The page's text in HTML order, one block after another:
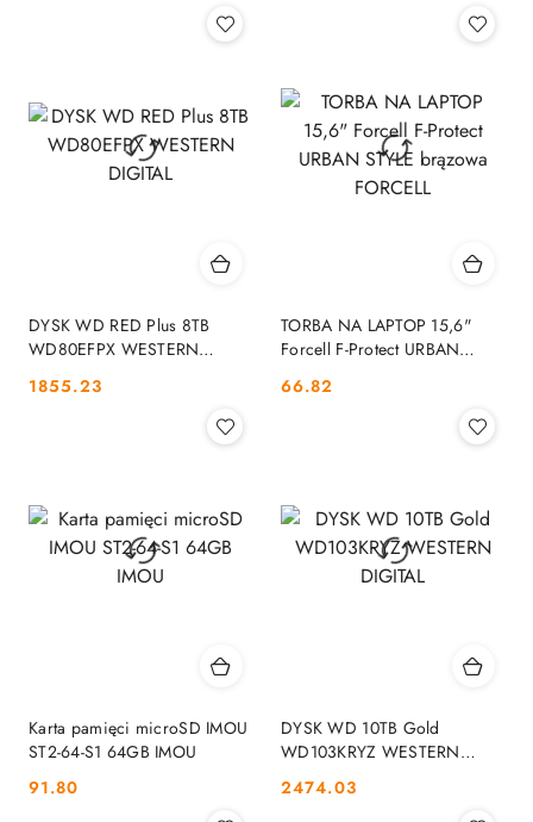
DYSK WD RED Plus 8TB
WD80EFPX WESTERN
Cena:
1855.23
TORBA NA LAPTOP 15,6"
Forcell F-Protect URBAN
Cena:
66.82
Karta pamięci microSD IMOU
ST2-64-S1 64GB IMOU
Cena:
91.80
DYSK WD 10TB Gold
WD103KRYZ WESTERN
Cena:
2474.03